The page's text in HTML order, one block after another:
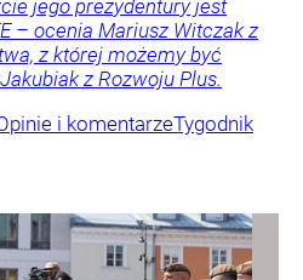
jego prezydentury jest
– ocenia Mariusz Witczak z
z której możemy być
z Rozwoju Plus.
i komentarzeTygodnik